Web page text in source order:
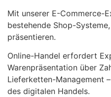
Mit unserer E-Commerce-
bestehende Shop-
präsentieren.
Online-Handel erfordert
Warenpräsentation über
Lieferketten-Management
des digitalen Handels.